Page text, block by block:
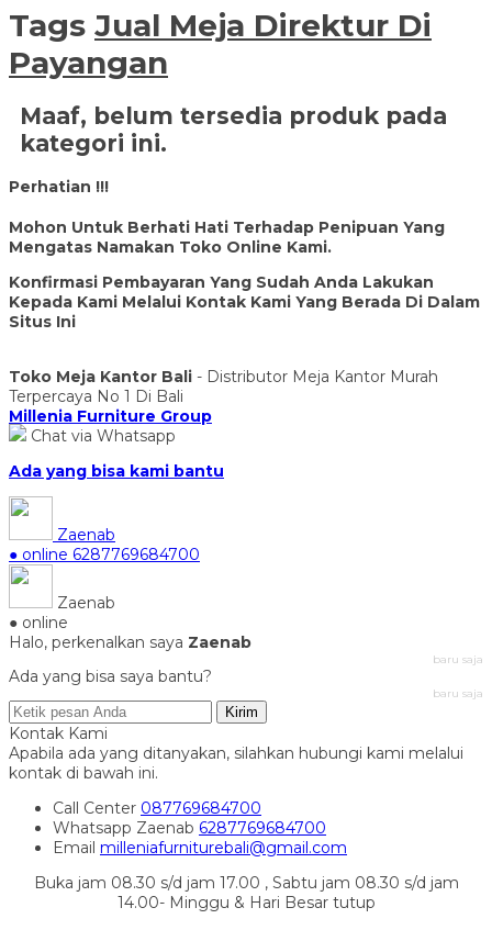
Tags Jual Meja Direktur Di
Payangan
Maaf, belum tersedia produk pada
kategori ini.
Perhatian !!!
Mohon Untuk Berhati Hati Terhadap Penipuan Yang
Mengatas Namakan Toko Online Kami.
Konfirmasi Pembayaran Yang Sudah Anda Lakukan
Kepada Kami Melalui Kontak Kami Yang Berada Di Dalam
Situs Ini
Toko Meja Kantor Bali - Distributor Meja Kantor Murah
Terpercaya No 1 Di Bali
Millenia Furniture Group
Chat via Whatsapp
Ada yang bisa kami bantu
Zaenab
● online 6287769684700
Zaenab
● online
Halo, perkenalkan saya Zaenab
baru saja
Ada yang bisa saya bantu?
baru saja
Kirim
Kontak Kami
Apabila ada yang ditanyakan, silahkan hubungi kami melalui
kontak di bawah ini.
Call Center 087769684700
Whatsapp Zaenab 6287769684700
Email milleniafurniturebali@gmail.com
Buka jam 08.30 s/d jam 17.00 , Sabtu jam 08.30 s/d jam
14.00- Minggu & Hari Besar tutup